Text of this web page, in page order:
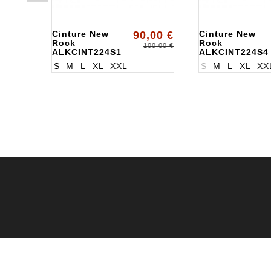
Cinture New
Rock
ALKCINT224S1
90,00 €
100,00 €
S M L XL XXL
Cinture New
Rock
ALKCINT224S4
S
M L XL